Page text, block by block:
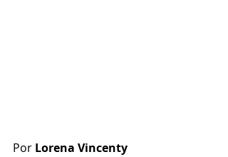
Por Lorena Vincenty